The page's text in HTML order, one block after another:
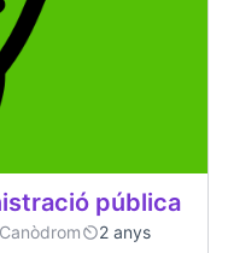
pública
2 anys